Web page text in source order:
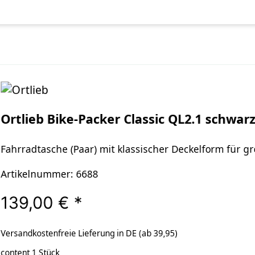
Ortlieb Bike-Packer Classic QL2.1 schwarz
Fahrradtasche (Paar) mit klassischer Deckelform für
Artikelnummer: 6688
139,00 € *
Versandkostenfreie Lieferung in DE (ab 39,95)
content 1 Stück